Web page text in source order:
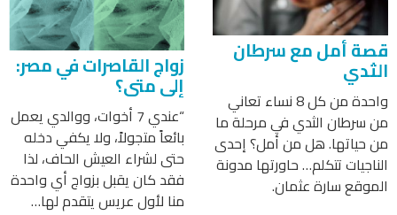
قصة أمل مع سرطان
الثدي
واحدة من كل 8 نساء تعاني
من سرطان الثدي في مرحلة ما
من حياتها. هل من أمل؟ إحدى
الناجيات تتكلم… حاورتها مدونة
الموقع سارة عثمان.
زواج القاصرات في مصر:
إلى متى؟
“عندي 7 أخوات، ووالدي يعمل
بائعاً متجولاً، ولا يكفي دخله
حتى لشراء العيش الحاف، لذا
فقد كان يقبل بزواج أي واحدة
منا لأول عريس يتقدم لها…